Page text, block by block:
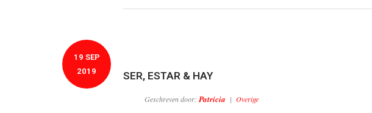
SER, ESTAR & HAY
Geschreven door: Patricia | Overige
19 SEP
2019